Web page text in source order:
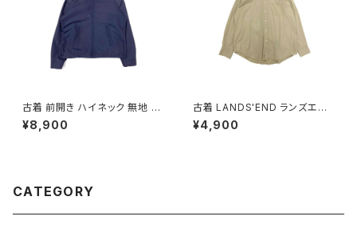
古着 前開き ハイネック 無地 長
袖 アウター ライトジャケット 紺
(ttu2509089)
¥8,900
古着 LANDS'END ランズエン
ド 前開き 無地 コットン100％
長袖 シャツ ベージュ (ttu2509
¥4,900
CATEGORY